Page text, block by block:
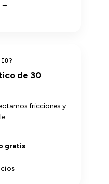
→
de 30
fricciones y
gratis